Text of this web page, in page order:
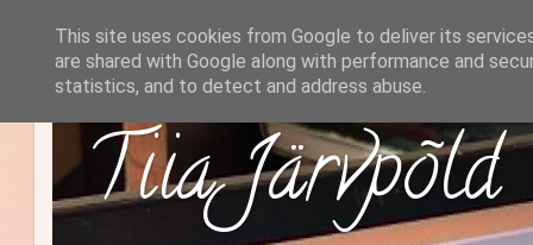
Tiia Järvpõld
This site uses cookies from Google to deliver its
are shared with Google along with performance and
statistics, and to detect and address abuse.